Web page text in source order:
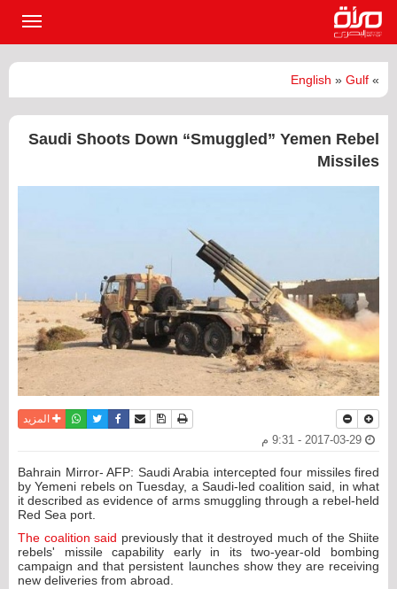
»
English » Gulf
Saudi Shoots Down “Smuggled” Yemen Rebel
Missiles
نسخة للطباعة
حفظ الموضوع
أرسل الى صديق
فيسبوكتويترواتسابالمزيد
Bahrain Mirror- AFP: Saudi Arabia intercepted four missiles fired
by Yemeni rebels on Tuesday, a Saudi-led coalition said, in what
it described as evidence of arms smuggling through a rebel-held
Red Sea port.
The coalition said previously that it destroyed much of the Shiite
rebels' missile capability early in its two-year-old bombing
campaign and that persistent launches show they are receiving
new deliveries from abroad.